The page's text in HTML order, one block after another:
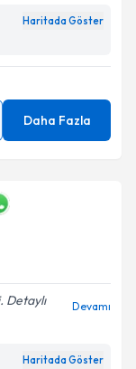
Haritada Göster
Daha Fazla
Detaylı
Devamı
Haritada Göster